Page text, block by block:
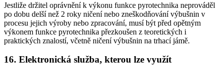
Jestliže držitel oprávnění k výkonu funkce pyrotechnika neprováděl
po dobu delší než 2 roky ničení nebo zneškodňování výbušnin v
procesu jejich výroby nebo zpracování, musí být před opětným
výkonem funkce pyrotechnika přezkoušen z teoretických i
praktických znalostí, včetně ničení výbušnin na trhací jámě.
16. Elektronická služba, kterou lze využít